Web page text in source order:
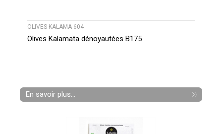
OLIVES KALAMA 604
Olives Kalamata dénoyautées B175
En savoir plus...